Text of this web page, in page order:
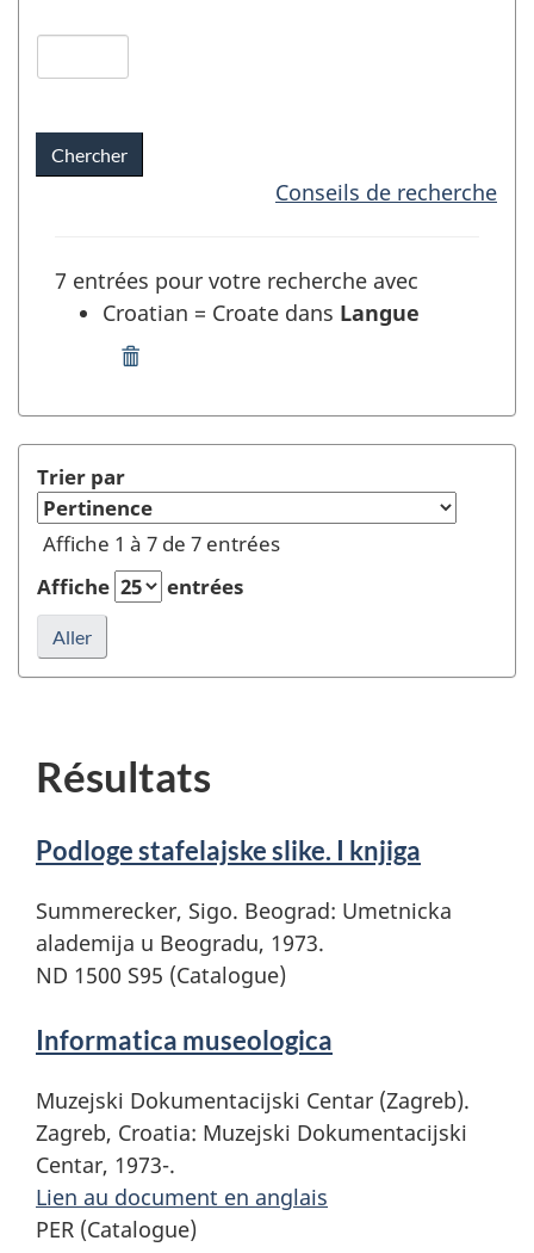
pour
champs
2
Date
Conseils de recherche
7 entrées pour votre recherche avec
Croatian = Croate dans Langue
=
Croate"
Langue
et
rafraîchir
la
recherche
Trier par
Affiche 1 à 7 de 7 entrées
Affiche
entrées
Résultats
Podloge stafelajske slike. I knjiga
Summerecker, Sigo. Beograd: Umetnicka
alademija u Beogradu, 1973.
ND 1500 S95 (Catalogue)
Informatica museologica
Muzejski Dokumentacijski Centar (Zagreb).
Zagreb, Croatia: Muzejski Dokumentacijski
Centar, 1973-.
Lien au document en anglais
PER (Catalogue)